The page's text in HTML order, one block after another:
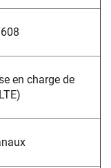
en charge de